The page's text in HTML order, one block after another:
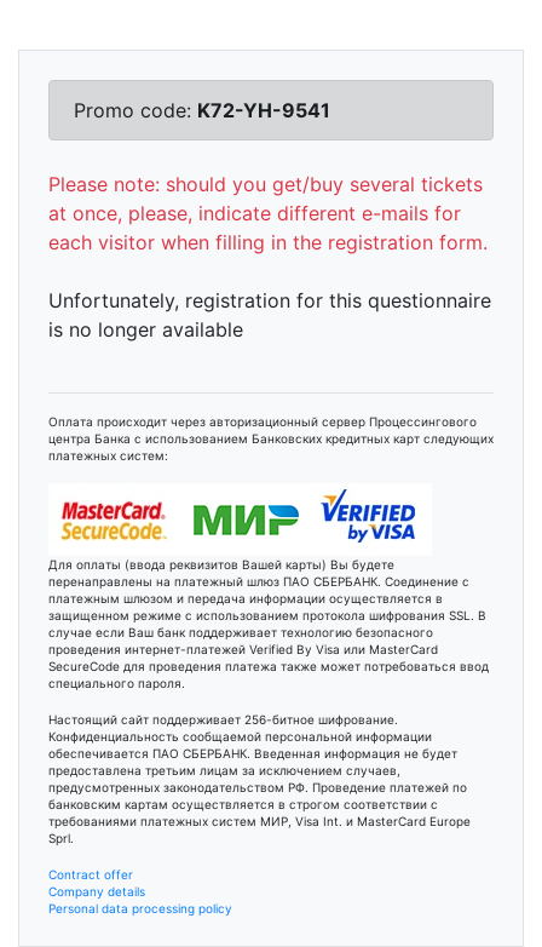
Promo code: K72-YH-9541
Please note: should you get/buy several tickets
at once, please, indicate different e-mails for
each visitor when filling in the registration form.
Unfortunately, registration for this questionnaire
is no longer available
Оплата происходит через авторизационный сервер Процессингового
центра Банка с использованием Банковских кредитных карт следующих
платежных систем:
Для оплаты (ввода реквизитов Вашей карты) Вы будете
перенаправлены на платежный шлюз ПАО СБЕРБАНК. Соединение с
платежным шлюзом и передача информации осуществляется в
защищенном режиме с использованием протокола шифрования SSL. В
случае если Ваш банк поддерживает технологию безопасного
проведения интернет-платежей Verified By Visa или MasterCard
SecureCode для проведения платежа также может потребоваться ввод
специального пароля.
Настоящий сайт поддерживает 256-битное шифрование.
Конфиденциальность сообщаемой персональной информации
обеспечивается ПАО СБЕРБАНК. Введенная информация не будет
предоставлена третьим лицам за исключением случаев,
предусмотренных законодательством РФ. Проведение платежей по
банковским картам осуществляется в строгом соответствии с
требованиями платежных систем МИР, Visa Int. и MasterCard Europe
Sprl.
Contract offer
Company details
Personal data processing policy